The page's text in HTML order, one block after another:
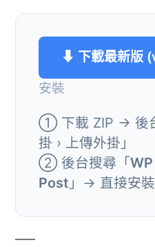
⬇ 下載最新版
安裝
① 下載 ZIP → 後
掛 › 上傳外掛」
② 後台搜尋「
Post 」→ 直接安裝